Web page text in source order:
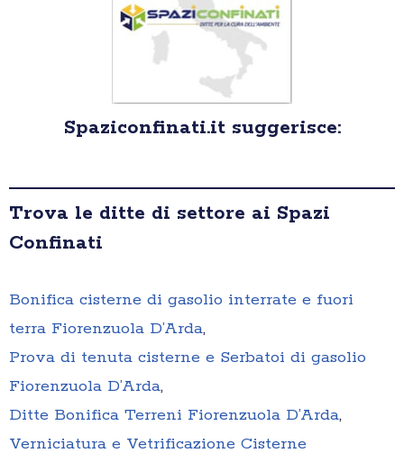
Spaziconfinati.it suggerisce:
Trova le ditte di settore ai Spazi
Confinati
Bonifica cisterne di gasolio interrate e fuori
terra Fiorenzuola D’Arda,
Prova di tenuta cisterne e Serbatoi di gasolio
Fiorenzuola D’Arda,
Ditte Bonifica Terreni Fiorenzuola D’Arda,
Verniciatura e Vetrificazione Cisterne